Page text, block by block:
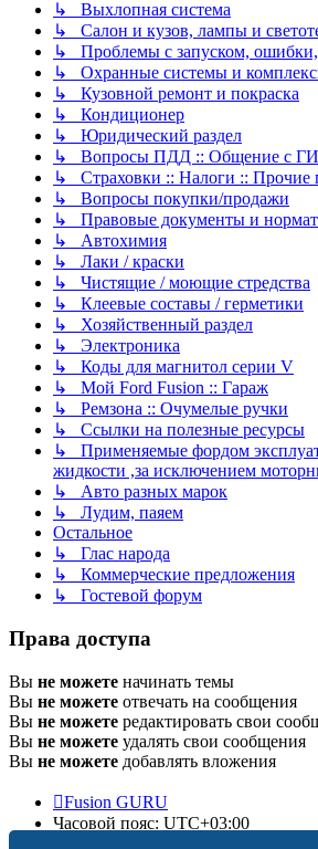
↳ Выхлопная система
↳ Салон и кузов, лампы и
↳ Проблемы с запуском, ошибки,
↳ Охранные системы и
↳ Кузовной ремонт и покраска
↳ Кондиционер
↳ Юридический раздел
↳ Вопросы ПДД :: Общение с
↳ Страховки :: Налоги :: Прочие
↳ Вопросы покупки/продажи
↳ Правовые документы и
↳ Автохимия
↳ Лаки / краски
↳ Чистящие / моющие стредства
↳ Клеевые составы / герметики
↳ Хозяйственный раздел
↳ Электроника
↳ Коды для магнитол серии V
↳ Мой Ford Fusion :: Гараж
↳ Ремзона :: Очумелые ручки
↳ Ссылки на полезные ресурсы
↳ Применяемые фордом
жидкости ,за исключением
↳ Авто разных марок
↳ Лудим, паяем
Остальное
↳ Глас народа
↳ Коммерческие предложения
↳ Гостевой форум
Права доступа
Вы не можете начинать темы
Вы не можете отвечать на сообщения
Вы не можете редактировать свои
Вы не можете удалять свои сообщения
Вы не можете добавлять вложения
Fusion GURU
Часовой пояс: UTC+03:00